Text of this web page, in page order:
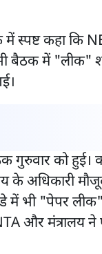
स्पष्ट कहा कि
बैठक में "लीक"
गुरुवार को हुई।
के अधिकारी
में भी "पेपर
और मंत्रालय